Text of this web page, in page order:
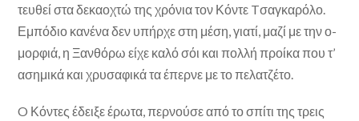
τευθεί στα δεκαοχτώ της χρόνια τον Κόντε Tσαγκαρόλο.
Εμπόδιο κανένα δεν υπήρχε στη μέση, γιατί, μαζί με την ο­
μορφιά, η Ξανθόρω είχε καλό σόι και πολλή προίκα που τ’
ασημικά και χρυσαφικά τα έπερνε με το πελατζέτο.
O Κόντες έδειξε έρωτα, περνούσε από το σπίτι της τρεις